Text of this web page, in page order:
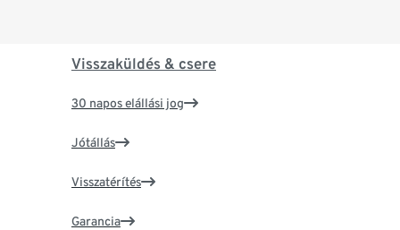
Visszaküldés & csere
30 napos elállási jog
Jótállás
Visszatérítés
Garancia